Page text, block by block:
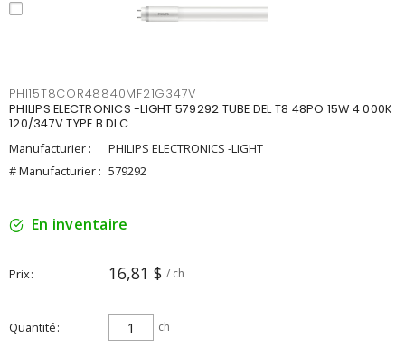
PHI15T8COR48840MF21G347V
PHILIPS ELECTRONICS -LIGHT 579292 TUBE DEL T8 48PO 15W 4 000K
120/347V TYPE B DLC
Manufacturier :
PHILIPS ELECTRONICS -LIGHT
# Manufacturier : 579292
En inventaire
Prix 16,81 $ / ch
Quantité ch